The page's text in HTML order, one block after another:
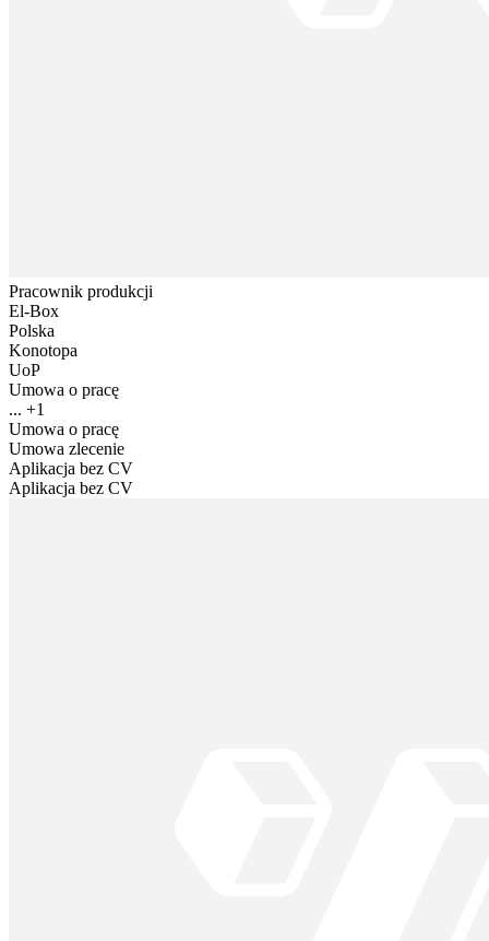
Pracownik produkcji
El-Box
Polska
Konotopa
UoP
Umowa o pracę
... +1
Umowa o pracę
Umowa zlecenie
Aplikacja bez CV
Aplikacja bez CV